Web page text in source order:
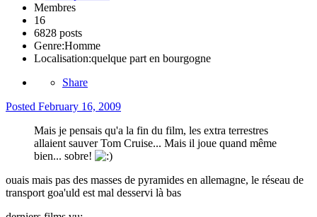
Membres
16
6828 posts
Genre:Homme
Localisation:quelque part en bourgogne
Share
Posted February 16, 2009
Mais je pensais qu'a la fin du film, les extra terrestres
allaient sauver Tom Cruise... Mais il joue quand même
bien... sobre!
ouais mais pas des masses de pyramides en allemagne, le réseau de
transport goa'uld est mal desservi là bas